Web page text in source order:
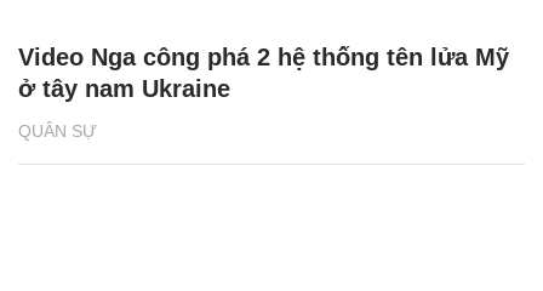
QUÂN SỰ
Video Nga công phá 2 hệ thống tên lửa Mỹ
ở tây nam Ukraine